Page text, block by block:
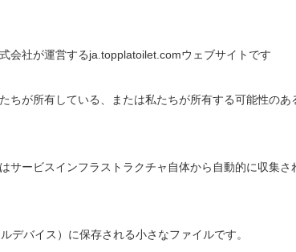
会社が運営するja.topplatoilet.comウェブサイトです
ちが所有している、または私たちが所有する可能性の
サービスインフラストラクチャ自体から自動的に収集
デバイス）に保存される小さなファイルです。